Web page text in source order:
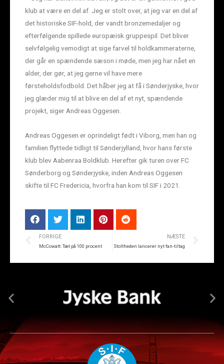
klub at være en del af. Jeg er stolt over, at jeg var en del af
det historiske SIF-hold, der vandt bronzemedaljer og
efterfølgende spillede europæisk gruppespil. Det bliver
selvfølgelig vemodigt at sige farvel til holdkammeraterne,
der går en spændende sæson i møde, men jeg har nået en
alder, der gør, at jeg gerne vil have mere
førsteholdsfodbold. Det håber jeg at få i Sønderjyske, hvor
jeg glæder mig til at blive en del af et nyt, spændende
projekt, siger Andreas Oggesen.
Andreas Oggesen er oprindeligt født i Viborg, men han og
familien flyttede tidligt til Sønderjylland, hvor hans første
klub blev Aabenraa Boldklub. Herefter gik turen over FC
Sønderborg og Sønderjyske, inden Andreas Oggesen
skifte til FC Fredericia, hvorfra han kom til SIF i 2021.
FORRIGE
McCowatt: Tæt på 100 procent
NÆSTE
Stoltheden lancerer nyt fan-tiltag